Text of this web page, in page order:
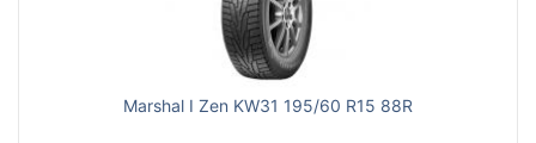
Marshal I Zen KW31 195/60 R15 88R